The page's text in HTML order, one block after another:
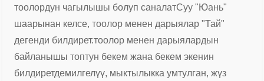
тоолордун чагылышы болуп саналатСуу "Юань"
шаарынан келсе, тоолор менен дарыялар "Тай"
дегенди билдирет.тоолор менен дарыялардын
байланышы топтун бекем жана бекем экенин
билдиретдемилгелүү, мыктылыкка умтулган, жүз